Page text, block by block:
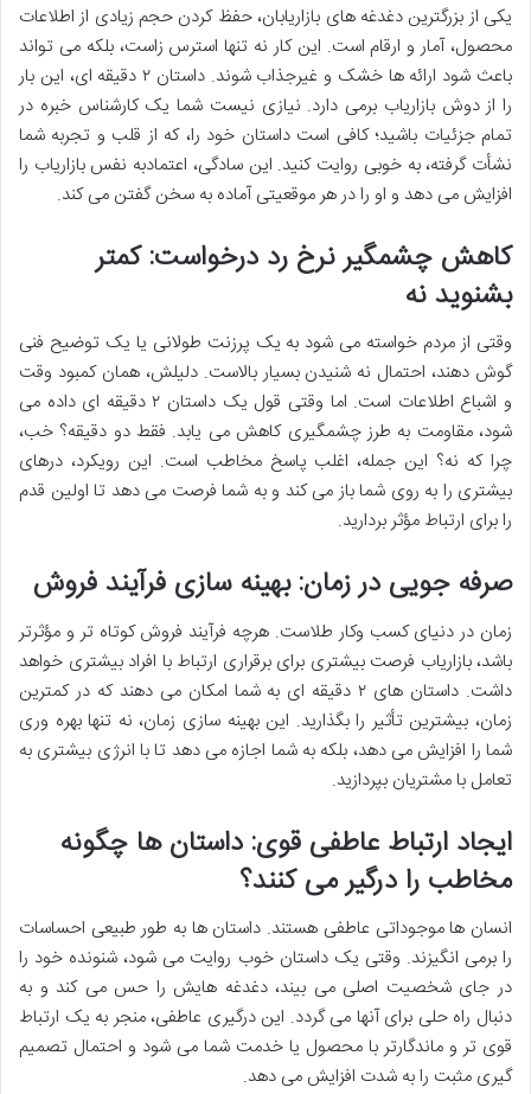
یکی از بزرگترین دغدغه های بازاریابان، حفظ کردن حجم زیادی از اطلاعات
محصول، آمار و ارقام است. این کار نه تنها استرس زاست، بلکه می تواند
باعث شود ارائه ها خشک و غیرجذاب شوند. داستان ۲ دقیقه ای، این بار
را از دوش بازاریاب برمی دارد. نیازی نیست شما یک کارشناس خبره در
تمام جزئیات باشید؛ کافی است داستان خود را، که از قلب و تجربه شما
نشأت گرفته، به خوبی روایت کنید. این سادگی، اعتمادبه نفس بازاریاب را
افزایش می دهد و او را در هر موقعیتی آماده به سخن گفتن می کند.
کاهش چشمگیر نرخ رد درخواست: کمتر
بشنوید نه
وقتی از مردم خواسته می شود به یک پرزنت طولانی یا یک توضیح فنی
گوش دهند، احتمال نه شنیدن بسیار بالاست. دلیلش، همان کمبود وقت
و اشباع اطلاعات است. اما وقتی قول یک داستان ۲ دقیقه ای داده می
شود، مقاومت به طرز چشمگیری کاهش می یابد. فقط دو دقیقه؟ خب،
چرا که نه؟ این جمله، اغلب پاسخ مخاطب است. این رویکرد، درهای
بیشتری را به روی شما باز می کند و به شما فرصت می دهد تا اولین قدم
را برای ارتباط مؤثر بردارید.
صرفه جویی در زمان: بهینه سازی فرآیند فروش
زمان در دنیای کسب وکار طلاست. هرچه فرآیند فروش کوتاه تر و مؤثرتر
باشد، بازاریاب فرصت بیشتری برای برقراری ارتباط با افراد بیشتری خواهد
داشت. داستان های ۲ دقیقه ای به شما امکان می دهند که در کمترین
زمان، بیشترین تأثیر را بگذارید. این بهینه سازی زمان، نه تنها بهره وری
شما را افزایش می دهد، بلکه به شما اجازه می دهد تا با انرژی بیشتری به
تعامل با مشتریان بپردازید.
ایجاد ارتباط عاطفی قوی: داستان ها چگونه
مخاطب را درگیر می کنند؟
انسان ها موجوداتی عاطفی هستند. داستان ها به طور طبیعی احساسات
را برمی انگیزند. وقتی یک داستان خوب روایت می شود، شنونده خود را
در جای شخصیت اصلی می بیند، دغدغه هایش را حس می کند و به
دنبال راه حلی برای آنها می گردد. این درگیری عاطفی، منجر به یک ارتباط
قوی تر و ماندگارتر با محصول یا خدمت شما می شود و احتمال تصمیم
گیری مثبت را به شدت افزایش می دهد.